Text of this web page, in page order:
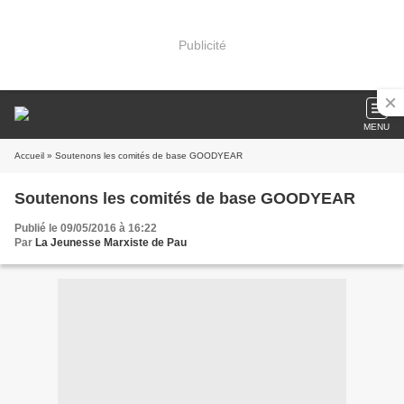
Publicité
MENU
Accueil » Soutenons les comités de base GOODYEAR
Soutenons les comités de base GOODYEAR
Publié le 09/05/2016 à 16:22
Par La Jeunesse Marxiste de Pau